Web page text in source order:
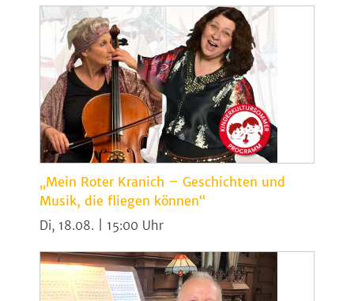
„Mein Roter Kranich – Geschichten und
Musik, die fliegen können“
Di, 18.08. | 15:00